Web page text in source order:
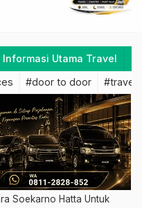
Informasi Utama Travel
#door to door #travel
Soekarno Hatta Untuk